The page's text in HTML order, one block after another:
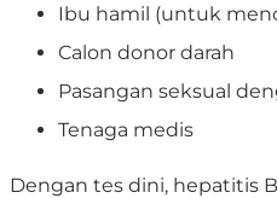
Ibu hamil (untuk
Calon donor darah
Pasangan seksual
Tenaga medis
Dengan tes dini, hepatitis